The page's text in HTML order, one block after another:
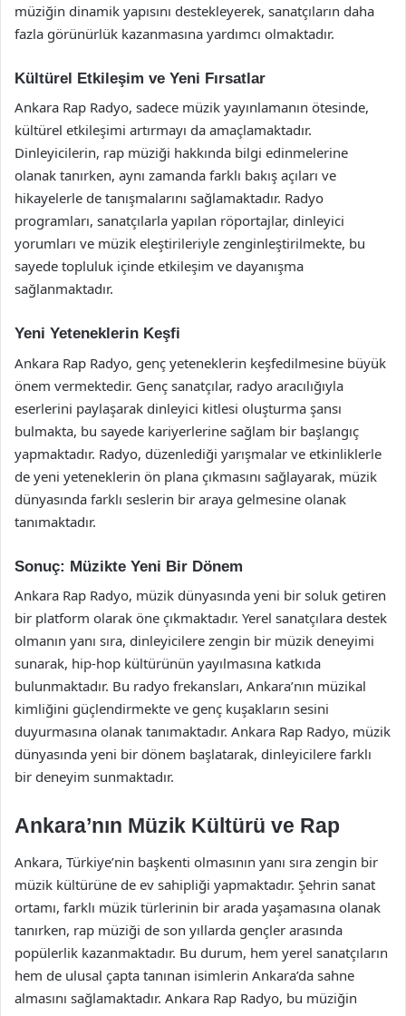
müziğin dinamik yapısını destekleyerek, sanatçıların daha
fazla görünürlük kazanmasına yardımcı olmaktadır.
Kültürel Etkileşim ve Yeni Fırsatlar
Ankara Rap Radyo, sadece müzik yayınlamanın ötesinde,
kültürel etkileşimi artırmayı da amaçlamaktadır.
Dinleyicilerin, rap müziği hakkında bilgi edinmelerine
olanak tanırken, aynı zamanda farklı bakış açıları ve
hikayelerle de tanışmalarını sağlamaktadır. Radyo
programları, sanatçılarla yapılan röportajlar, dinleyici
yorumları ve müzik eleştirileriyle zenginleştirilmekte, bu
sayede topluluk içinde etkileşim ve dayanışma
sağlanmaktadır.
Yeni Yeteneklerin Keşfi
Ankara Rap Radyo, genç yeteneklerin keşfedilmesine büyük
önem vermektedir. Genç sanatçılar, radyo aracılığıyla
eserlerini paylaşarak dinleyici kitlesi oluşturma şansı
bulmakta, bu sayede kariyerlerine sağlam bir başlangıç
yapmaktadır. Radyo, düzenlediği yarışmalar ve etkinliklerle
de yeni yeteneklerin ön plana çıkmasını sağlayarak, müzik
dünyasında farklı seslerin bir araya gelmesine olanak
tanımaktadır.
Sonuç: Müzikte Yeni Bir Dönem
Ankara Rap Radyo, müzik dünyasında yeni bir soluk getiren
bir platform olarak öne çıkmaktadır. Yerel sanatçılara destek
olmanın yanı sıra, dinleyicilere zengin bir müzik deneyimi
sunarak, hip-hop kültürünün yayılmasına katkıda
bulunmaktadır. Bu radyo frekansları, Ankara’nın müzikal
kimliğini güçlendirmekte ve genç kuşakların sesini
duyurmasına olanak tanımaktadır. Ankara Rap Radyo, müzik
dünyasında yeni bir dönem başlatarak, dinleyicilere farklı
bir deneyim sunmaktadır.
Ankara’nın Müzik Kültürü ve Rap
Ankara, Türkiye’nin başkenti olmasının yanı sıra zengin bir
müzik kültürüne de ev sahipliği yapmaktadır. Şehrin sanat
ortamı, farklı müzik türlerinin bir arada yaşamasına olanak
tanırken, rap müziği de son yıllarda gençler arasında
popülerlik kazanmaktadır. Bu durum, hem yerel sanatçıların
hem de ulusal çapta tanınan isimlerin Ankara’da sahne
almasını sağlamaktadır. Ankara Rap Radyo, bu müziğin